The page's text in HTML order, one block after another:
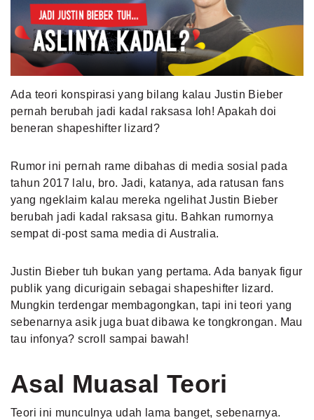
MLDPOINTS
SEARCH
Ada teori konspirasi yang bilang kalau Justin Bieber
pernah berubah jadi kadal raksasa loh! Apakah doi
beneran shapeshifter lizard?
Rumor ini pernah rame dibahas di media sosial pada
tahun 2017 lalu, bro. Jadi, katanya, ada ratusan fans
yang ngeklaim kalau mereka ngelihat Justin Bieber
berubah jadi kadal raksasa gitu. Bahkan rumornya
sempat di-post sama media di Australia.
Justin Bieber tuh bukan yang pertama. Ada banyak figur
publik yang dicurigain sebagai shapeshifter lizard.
Mungkin terdengar membagongkan, tapi ini teori yang
sebenarnya asik juga buat dibawa ke tongkrongan. Mau
tau infonya? scroll sampai bawah!
Asal Muasal Teori
Teori ini munculnya udah lama banget, sebenarnya.